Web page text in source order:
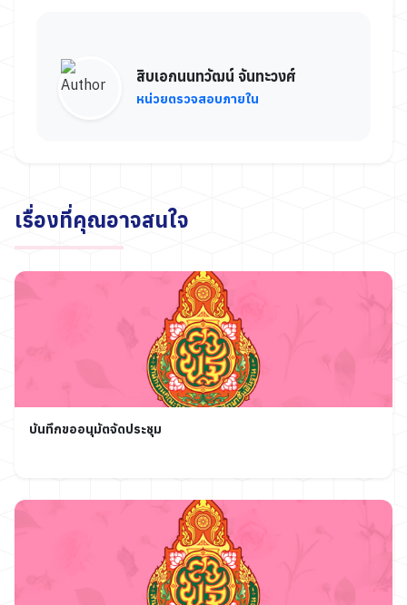
สิบเอกนนทวัฒน์ จันทะวงศ์
หน่วยตรวจสอบภายใน
เรื่องที่คุณอาจสนใจ
บันทึกขออนุมัตจัดประชุม